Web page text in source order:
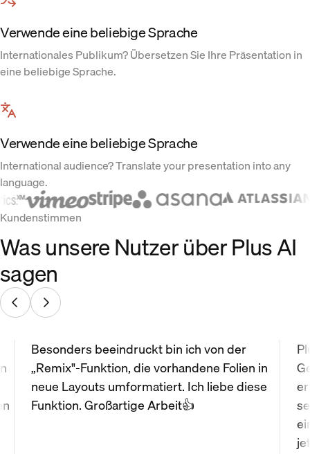
Verwende eine beliebige Sprache
Internationales Publikum? Übersetzen Sie Ihre Präsentation in
eine beliebige Sprache.
Verwende eine beliebige Sprache
International audience? Translate your presentation into any
language.
Kundenstimmen
Was unsere Nutzer über Plus AI
sagen
Besonders beeindruckt bin ich von der
„Remix"-Funktion, die vorhandene Folien in
neue Layouts umformatiert. Ich liebe diese
Funktion. Großartige Arbeit👍